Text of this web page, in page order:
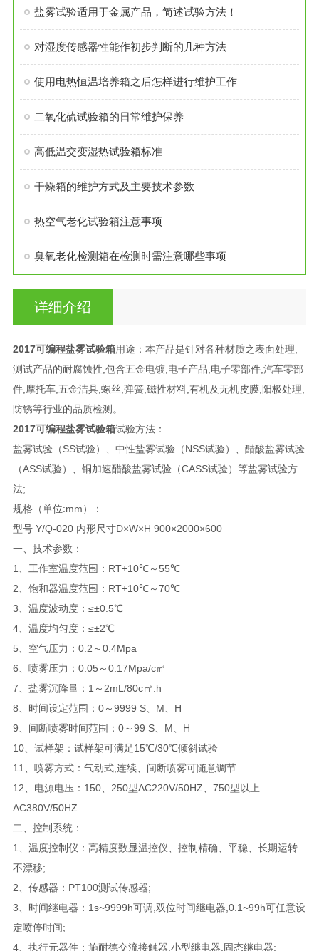
盐雾试验适用于金属产品，简述试验方法！
对湿度传感器性能作初步判断的几种方法
使用电热恒温培养箱之后怎样进行维护工作
二氧化硫试验箱的日常维护保养
高低温交变湿热试验箱标准
干燥箱的维护方式及主要技术参数
热空气老化试验箱注意事项
臭氧老化检测箱在检测时需注意哪些事项
详细介绍
2017可编程盐雾试验箱用途：本产品是针对各种材质之表面处理,
测试产品的耐腐蚀性;包含五金电镀,电子产品,电子零部件,汽车零部
件,摩托车,五金洁具,螺丝,弹簧,磁性材料,有机及无机皮膜,阳极处理,
防锈等行业的品质检测。
2017可编程盐雾试验箱试验方法：
盐雾试验（SS试验）、中性盐雾试验（NSS试验）、醋酸盐雾试验
（ASS试验）、铜加速醋酸盐雾试验（CASS试验）等盐雾试验方
法;
规格（单位:mm）：
型号 Y/Q-020 内形尺寸D×W×H 900×2000×600
一、技术参数：
1、工作室温度范围：RT+10℃～55℃
2、饱和器温度范围：RT+10℃～70℃
3、温度波动度：≤±0.5℃
4、温度均匀度：≤±2℃
5、空气压力：0.2～0.4Mpa
6、喷雾压力：0.05～0.17Mpa/c㎡
7、盐雾沉降量：1～2mL/80c㎡.h
8、时间设定范围：0～9999 S、M、H
9、间断喷雾时间范围：0～99 S、M、H
10、试样架：试样架可满足15℃/30℃倾斜试验
11、喷雾方式：气动式,连续、间断喷雾可随意调节
12、电源电压：150、250型AC220V/50HZ、750型以上
AC380V/50HZ
二、控制系统：
1、温度控制仪：高精度数显温控仪、控制精确、平稳、长期运转
不漂移;
2、传感器：PT100测试传感器;
3、时间继电器：1s~9999h可调,双位时间继电器,0.1~99h可任意设
定喷停时间;
4、执行元器件：施耐德交流接触器,小型继电器,固态继电器;